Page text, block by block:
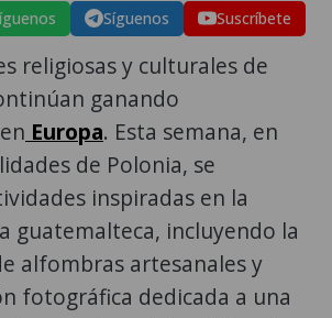
Síguenos Suscríbete
religiosas y culturales de
ganando
Europa. Esta semana, en
de Polonia, se
inspiradas en la
guatemalteca, incluyendo la
alfombras artesanales y
fotográfica dedicada a una